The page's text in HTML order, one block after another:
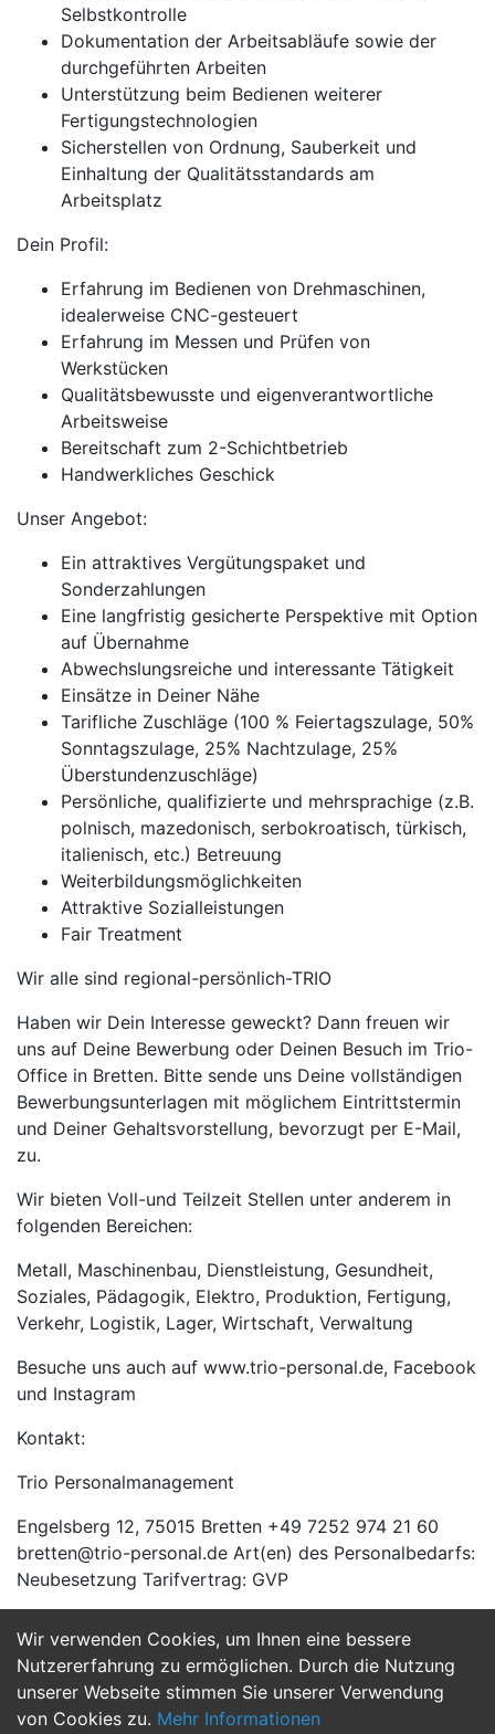
Wir verwenden Cookies, um Ihnen eine bessere
Nutzererfahrung zu ermöglichen. Durch die Nutzung
unserer Webseite stimmen Sie unserer Verwendung
von Cookies zu. Mehr Informationen
Selbstkontrolle
Dokumentation der Arbeitsabläufe sowie der
durchgeführten Arbeiten
Unterstützung beim Bedienen weiterer
Fertigungstechnologien
Sicherstellen von Ordnung, Sauberkeit und
Einhaltung der Qualitätsstandards am
Arbeitsplatz
Dein Profil:
Erfahrung im Bedienen von Drehmaschinen,
idealerweise CNC-gesteuert
Erfahrung im Messen und Prüfen von
Werkstücken
Qualitätsbewusste und eigenverantwortliche
Arbeitsweise
Bereitschaft zum 2-Schichtbetrieb
Handwerkliches Geschick
Unser Angebot:
Ein attraktives Vergütungspaket und
Sonderzahlungen
Eine langfristig gesicherte Perspektive mit Option
auf Übernahme
Abwechslungsreiche und interessante Tätigkeit
Einsätze in Deiner Nähe
Tarifliche Zuschläge (100 % Feiertagszulage, 50%
Sonntagszulage, 25% Nachtzulage, 25%
Überstundenzuschläge)
Persönliche, qualifizierte und mehrsprachige (z.B.
polnisch, mazedonisch, serbokroatisch, türkisch,
italienisch, etc.) Betreuung
Weiterbildungsmöglichkeiten
Attraktive Sozialleistungen
Fair Treatment
Wir alle sind regional-persönlich-TRIO
Haben wir Dein Interesse geweckt? Dann freuen wir
uns auf Deine Bewerbung oder Deinen Besuch im Trio-
Office in Bretten. Bitte sende uns Deine vollständigen
Bewerbungsunterlagen mit möglichem Eintrittstermin
und Deiner Gehaltsvorstellung, bevorzugt per E-Mail,
zu.
Wir bieten Voll-und Teilzeit Stellen unter anderem in
folgenden Bereichen:
Metall, Maschinenbau, Dienstleistung, Gesundheit,
Soziales, Pädagogik, Elektro, Produktion, Fertigung,
Verkehr, Logistik, Lager, Wirtschaft, Verwaltung
Besuche uns auch auf www.trio-personal.de, Facebook
und Instagram
Kontakt:
Trio Personalmanagement
Engelsberg 12, 75015 Bretten +49 7252 974 21 60
bretten@trio-personal.de Art(en) des Personalbedarfs:
Neubesetzung Tarifvertrag: GVP
Jetzt Bewerben